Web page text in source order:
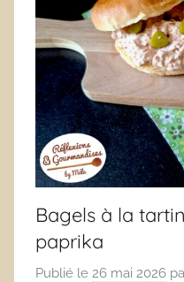
Bagels à la
paprika
Publié le 26 mai 2026